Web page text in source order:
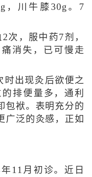
，川牛膝30g。7
次，服中药7剂，
消失，已可慢走
时出现灸后欲便之
排便量多，通利
包袱。表明充分的
广泛的灸感，正如
11月初诊。近日